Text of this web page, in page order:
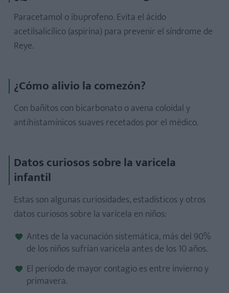
Paracetamol o ibuprofeno. Evita el ácido
acetilsalicílico (aspirina) para prevenir el síndrome de
Reye.
¿Cómo alivio la comezón?
Con bañitos con bicarbonato o avena coloidal y
antihistamínicos suaves recetados por el médico.
Datos curiosos sobre la varicela
infantil
Estas son algunas curiosidades, estadísticos y otros
datos curiosos sobre la varicela en niños:
Antes de la vacunación sistemática, más del 90%
de los niños sufrían varicela antes de los 10 años.
El período de mayor contagio es entre invierno y
primavera.